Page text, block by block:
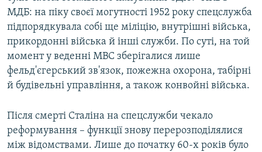
МДБ: на піку своєї могутності 1952 року спецслужба
підпорядкувала собі ще міліцію, внутрішні війська,
прикордонні війська й інші служби. По суті, на той
момент у веденні МВС зберігалися лише
фельд'єгерський зв'язок, пожежна охорона, табірні
й будівельні управління, а також конвойні війська.
Після смерті Сталіна на спецслужби чекало
реформування – функції знову перерозподілялися
між відомствами. Лише до початку 60-х років було